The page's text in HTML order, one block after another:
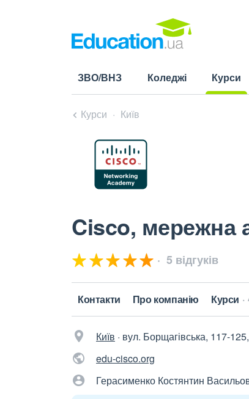
ЗВО/ВНЗ Коледжі
Курси
Курси Київ
Cisco, мережна
5 відгуків
Контакти Про компанію Курси
Київ · вул. Борщагівська, 117-
edu-cisco.org
Герасименко Костянтин